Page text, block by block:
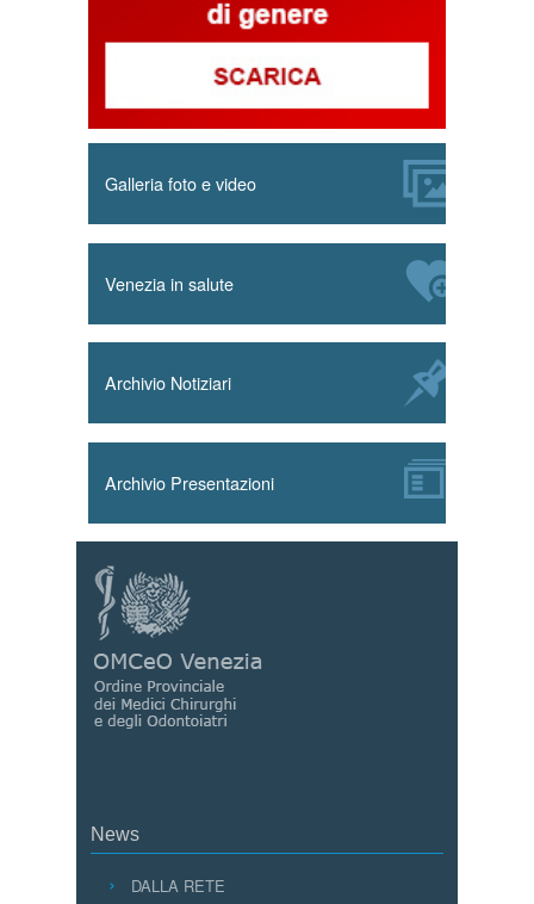
Galleria foto e video
Venezia in salute
Archivio Notiziari
Archivio Presentazioni
News
DALLA RETE